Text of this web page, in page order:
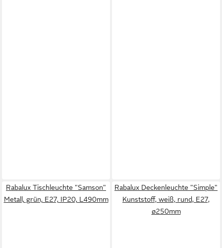
Rabalux Tischleuchte "Samson"
Metall, grün, E27, IP20, L490mm
Rabalux Deckenleuchte "Simple"
Kunststoff, weiß, rund, E27,
ø250mm